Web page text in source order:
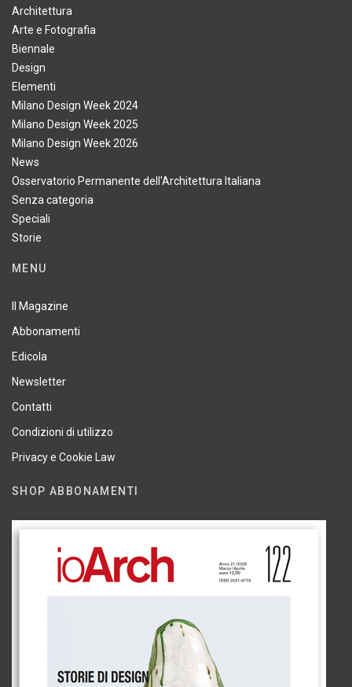
Architettura
Arte e Fotografia
Biennale
Design
Elementi
Milano Design Week 2024
Milano Design Week 2025
Milano Design Week 2026
News
Osservatorio Permanente dell'Architettura Italiana
Senza categoria
Speciali
Storie
MENU
Il Magazine
Abbonamenti
Edicola
Newsletter
Contatti
Condizioni di utilizzo
Privacy e Cookie Law
SHOP ABBONAMENTI